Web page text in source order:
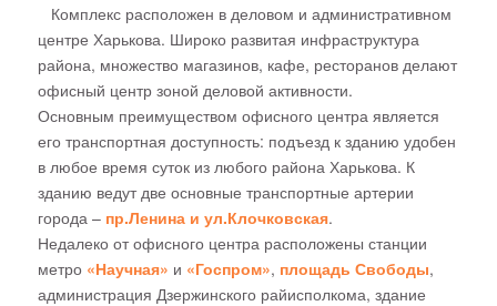
Комплекс расположен в деловом и административном
центре Харькова. Широко развитая инфраструктура
района, множество магазинов, кафе, ресторанов делают
офисный центр зоной деловой активности.
Основным преимуществом офисного центра является
его транспортная доступность: подъезд к зданию удобен
в любое время суток из любого района Харькова. К
зданию ведут две основные транспортные артерии
города – пр.Ленина и ул.Клочковская.
Недалеко от офисного центра расположены станции
метро «Научная» и «Госпром», площадь Свободы,
администрация Дзержинского райисполкома, здание